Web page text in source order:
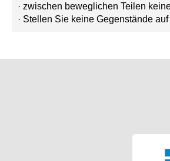
· zwischen beweglichen Teilen
· Stellen Sie keine Gegenstände